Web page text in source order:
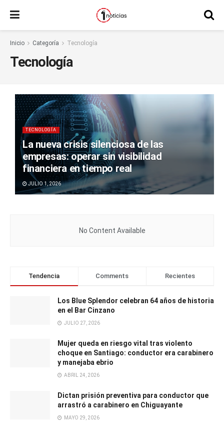
Inicio Categoría Tecnología
Tecnología
TECNOLOGÍA
La nueva crisis silenciosa de las
empresas: operar sin visibilidad
financiera en tiempo real
JULIO 1, 2026
No Content Available
Tendencia Comments Recientes
Los Blue Splendor celebran 64 años de historia
en el Bar Cinzano
JULIO 27, 2026
Mujer queda en riesgo vital tras violento
choque en Santiago: conductor era carabinero
y manejaba ebrio
ABRIL 24, 2026
Dictan prisión preventiva para conductor que
arrastró a carabinero en Chiguayante
MAYO 29, 2026